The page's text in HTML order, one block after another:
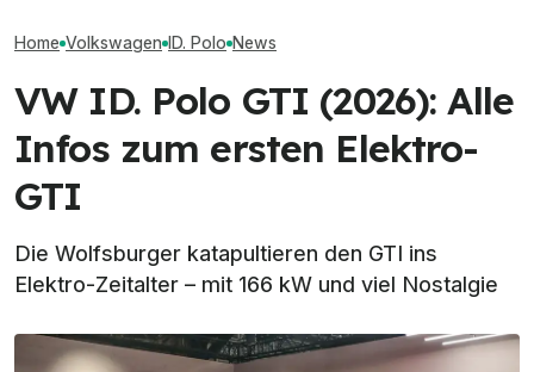
Home Volkswagen ID. Polo News
VW ID. Polo GTI (2026): Alle
Infos zum ersten Elektro-
GTI
Die Wolfsburger katapultieren den GTI ins
Elektro-Zeitalter – mit 166 kW und viel Nostalgie